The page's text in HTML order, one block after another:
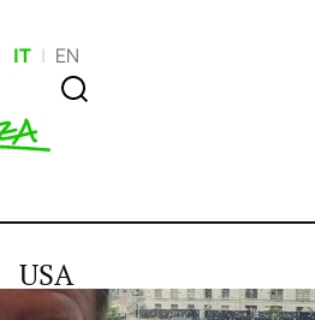
IT | EN
USA